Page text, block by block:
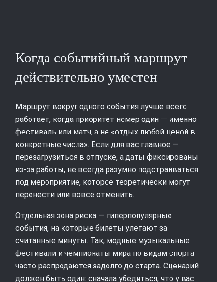
Когда событийный маршрут
действительно уместен
Маршрут вокруг одного события лучше всего
работает, когда приоритет номер один — именно
фестиваль или матч, а не «отдых любой ценой в
конкретные числа». Если для вас главное —
перезагрузиться в отпуске, а даты фиксированы
из‑за работы, не всегда разумно подстраиваться
под мероприятие, которое теоретически могут
перенести или вовсе отменить.
Отдельная зона риска — гиперпопулярные
события, на которые билеты улетают за
считанные минуты. Так, модные музыкальные
фестивали и чемпионаты мира по видам спорта
часто распродаются задолго до старта. Сценарий
должен быть один: сначала убедиться, что у вас